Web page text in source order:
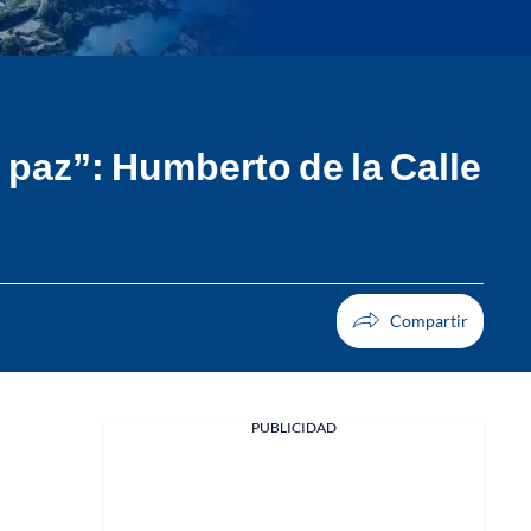
Humberto de la Calle
PUBLICIDAD